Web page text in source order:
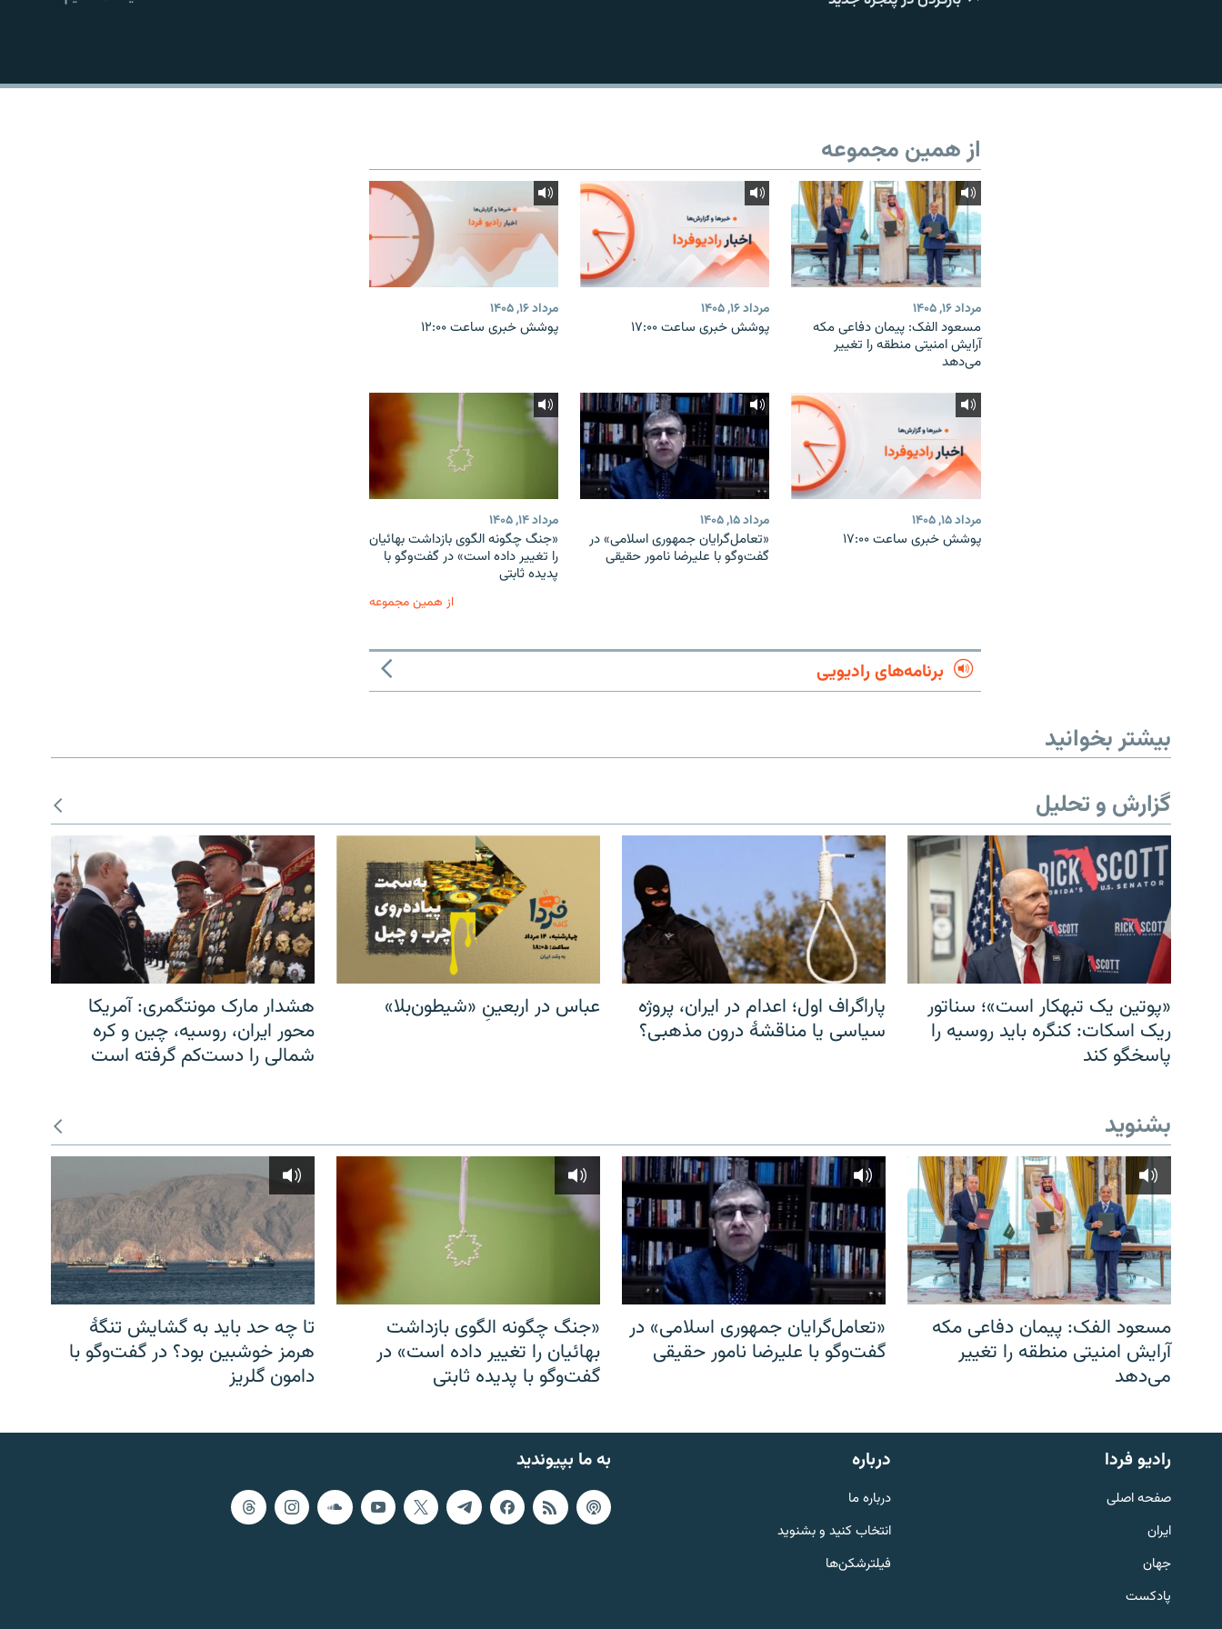
English
به ما بپیوندید
EMBED
از همین مجموعه
مرداد ۱۶, ۱۴۰۵
مسعود الفک: پیمان دفاعی مکه
آرایش امنیتی منطقه را تغییر
می‌دهد
مرداد ۱۶, ۱۴۰۵
پوشش خبری ساعت ۱۷:۰۰
مرداد ۱۶, ۱۴۰۵
پوشش خبری ساعت ۱۲:۰۰
مرداد ۱۵, ۱۴۰۵
پوشش خبری ساعت ۱۷:۰۰
مرداد ۱۵, ۱۴۰۵
«تعامل‌گرایان جمهوری اسلامی» در
گفت‌وگو با علیرضا نامور حقیقی
مرداد ۱۴, ۱۴۰۵
«جنگ چگونه الگوی بازداشت بهائیان
را تغییر داده است» در گفت‌وگو با
پدیده ثابتی
از همین مجموعه
برنامه‌های رادیویی
بیشتر بخوانید
گزارش و تحلیل
«پوتین یک تبهکار است»؛ سناتور
ریک اسکات: کنگره باید روسیه را
پاسخگو کند
پاراگراف اول؛ اعدام در ایران، پروژه
سیاسی یا مناقشهٔ درون مذهبی؟
عباس در اربعینِ «شیطون‌بلا»
هشدار مارک مونتگمری: آمریکا
محور ایران، روسیه، چین و کره
شمالی را دست‌کم گرفته است
بشنوید
مسعود الفک: پیمان دفاعی مکه
آرایش امنیتی منطقه را تغییر
می‌دهد
«تعامل‌گرایان جمهوری اسلامی» در
گفت‌وگو با علیرضا نامور حقیقی
«جنگ چگونه الگوی بازداشت
بهائیان را تغییر داده است» در
گفت‌وگو با پدیده ثابتی
تا چه حد باید به گشایش تنگهٔ
هرمز خوشبین بود؟ در گفت‌وگو با
دامون گلریز
به ما بپیوندید رادیو فردا
صفحه اصلی
ایران
جهان
پادکست
درباره
درباره ما
انتخاب کنید و بشنوید
فیلترشکن‌ها